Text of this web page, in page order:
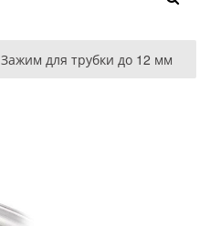
Зажим для трубки до 12 мм